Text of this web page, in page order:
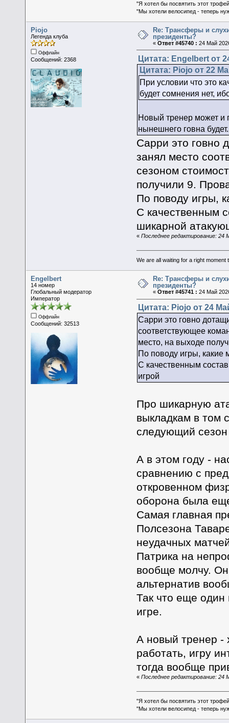
"Я хотел бы посвятить этот
"Мы хотели велосипед - теперь
Piojo
Легенда клуба
Оффлайн
Сообщений: 2368
Re: Трансферы и
президенты?
«Ответ #45740 : 24 Май
Цитата: Engelbert от
Цитата: Piojo от 22
При условии что это
будет сомнения нет,
Новый тренер может и
нынешнего говна будет.
Сарри это говно
занял место
сезоном
получили 9.
По поводу игры,
С качественным
шикарной
« Последнее редактирование: 24
We are all waiting for a right moment
Engelbert
14 номер
Глобальный модератор
Император
Оффлайн
Сообщений: 32513
Re: Трансферы и
президенты?
«Ответ #45741 : 24 Май
Цитата: Piojo от 24
Сарри это говно
соответствующее
место, на выходе
По поводу игры, какие
С качественным
игрой
Про шикарную
выкладкам в том
следующий
А в этом году -
сравнению с
откровенном
оборона была
Самая главная
Полсезона
неудачных
Патрика на
вообще молчу.
альтернатив
Так что еще один
игре.
А новый тренер -
работать, игру
тогда вообще
« Последнее редактирование: 24
"Я хотел бы посвятить этот
"Мы хотели велосипед - теперь